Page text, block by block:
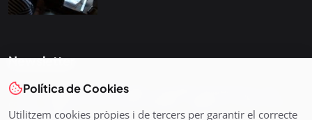
Newsletter
Tota l’actualitat, seleccionada i enviada directament al teu
Política de Cookies
Utilitzem cookies pròpies i de tercers per garantir el correcte